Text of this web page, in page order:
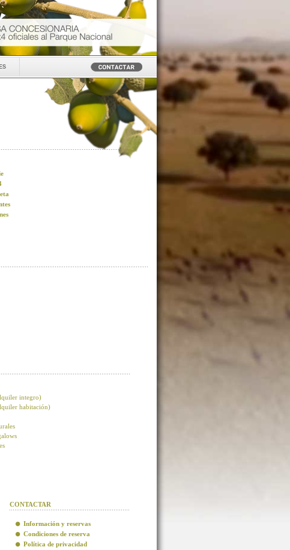
integro)
habitación)
CONTACTAR
Información y reservas
Condiciones de reserva
Política de privacidad